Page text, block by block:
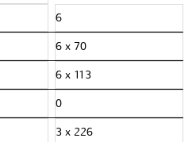
6
6 x 70
6 x 113
0
3 x 226